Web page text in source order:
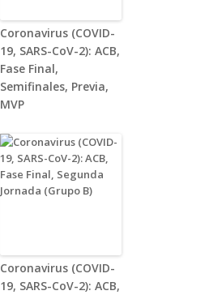
Coronavirus (COVID-
19, SARS-CoV-2): ACB,
Fase Final,
Semifinales, Previa,
MVP
Coronavirus (COVID-
19, SARS-CoV-2): ACB,